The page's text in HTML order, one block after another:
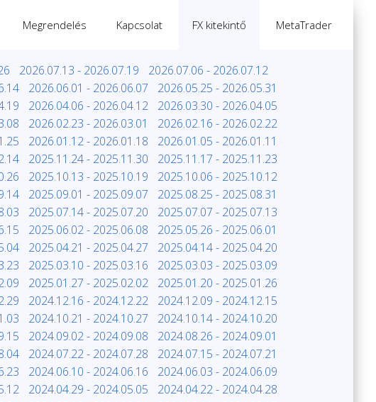
Megrendelés Kapcsolat FX kitekintő MetaTrader
2026.07.13 - 2026.07.19
2026.07.06 - 2026.07.12
2026.06.01 - 2026.06.07
2026.05.25 - 2026.05.31
2026.04.06 - 2026.04.12
2026.03.30 - 2026.04.05
2026.02.23 - 2026.03.01
2026.02.16 - 2026.02.22
2026.01.12 - 2026.01.18
2026.01.05 - 2026.01.11
2025.11.24 - 2025.11.30
2025.11.17 - 2025.11.23
2025.10.13 - 2025.10.19
2025.10.06 - 2025.10.12
2025.09.01 - 2025.09.07
2025.08.25 - 2025.08.31
2025.07.14 - 2025.07.20
2025.07.07 - 2025.07.13
2025.06.02 - 2025.06.08
2025.05.26 - 2025.06.01
2025.04.21 - 2025.04.27
2025.04.14 - 2025.04.20
2025.03.10 - 2025.03.16
2025.03.03 - 2025.03.09
2025.01.27 - 2025.02.02
2025.01.20 - 2025.01.26
2024.12.16 - 2024.12.22
2024.12.09 - 2024.12.15
2024.10.21 - 2024.10.27
2024.10.14 - 2024.10.20
2024.09.02 - 2024.09.08
2024.08.26 - 2024.09.01
2024.07.22 - 2024.07.28
2024.07.15 - 2024.07.21
2024.06.10 - 2024.06.16
2024.06.03 - 2024.06.09
2024.04.29 - 2024.05.05
2024.04.22 - 2024.04.28